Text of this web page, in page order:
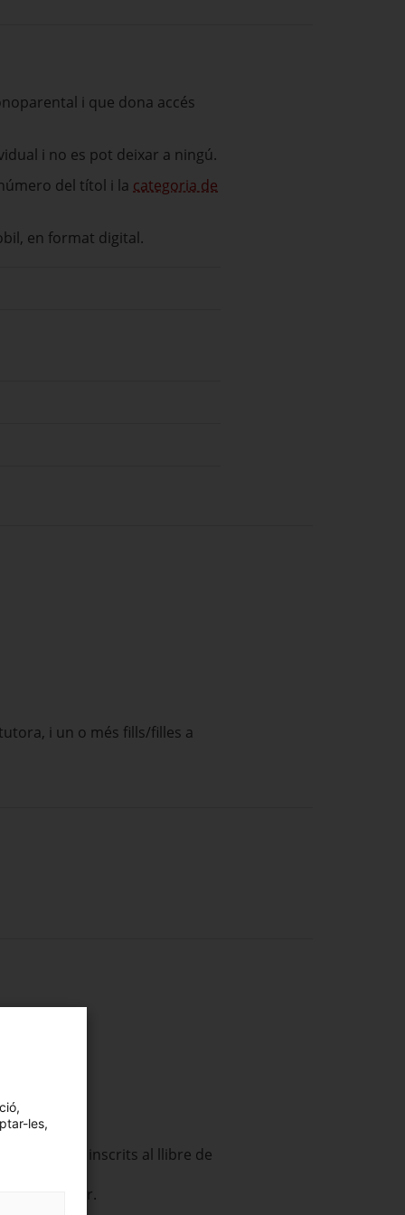
i que dona accés
i no es pot deixar a ningú.
del títol i la categoria de
en format digital.
i un o més fills/filles a
no consten inscrits al llibre de
familiar.
les,